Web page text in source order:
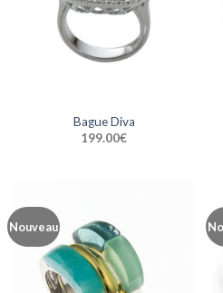
Bague Diva
199.00€
Nouveau